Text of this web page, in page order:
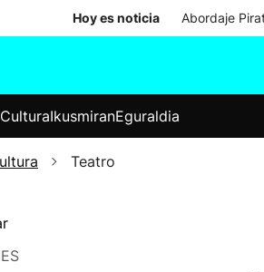
Hoy es noticia Abordaje
Elecciones
CulturaIkusmiranEguraldia
Teatro